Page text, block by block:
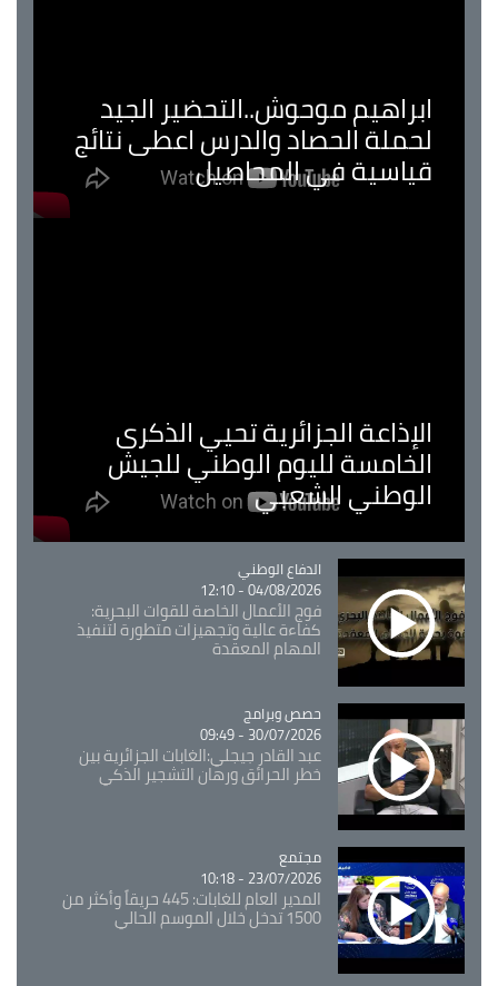
ابراهيم موحوش..التحضير الجيد
لحملة الحصاد والدرس اعطى نتائج
قياسية في المحاصيل
الإذاعة الجزائرية تحيي الذكرى
الخامسة لليوم الوطني للجيش
الوطني الشعبي
Catégorie
الدفاع الوطني
04/08/2026 - 12:10
فوج الأعمال الخاصة للقوات البحرية:
كفاءة عالية وتجهيزات متطورة لتنفيذ
المهام المعقدة
Catégorie
حصص وبرامج
30/07/2026 - 09:49
عبد القادر جيجلي:الغابات الجزائرية بين
خطر الحرائق ورهان التشجير الذكي
Catégorie
مجتمع
23/07/2026 - 10:18
المدير العام للغابات: 445 حريقاً وأكثر من
1500 تدخل خلال الموسم الحالي